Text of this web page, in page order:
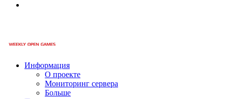
Информация
О проекте
Мониторинг сервера
Больше